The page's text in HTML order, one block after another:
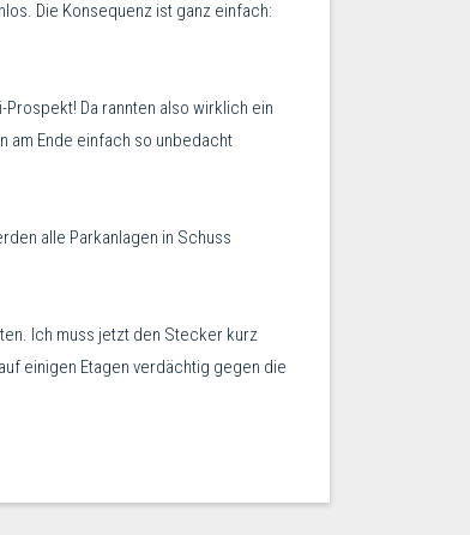
Die Konsequenz ist ganz einfach:
Da rannten also wirklich ein
am Ende einfach so unbedacht
alle Parkanlagen in Schuss
Ich muss jetzt den Stecker kurz
einigen Etagen verdächtig gegen die